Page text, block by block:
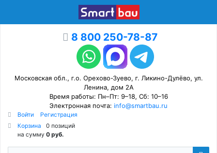
8 800 250-78-87
Московская обл., г.о. Орехово-Зуево, г. Ликино-Дулёво, ул.
Ленина, дом 2А
Время работы: Пн–Пт: 9–18, Сб: 10–16
Электронная почта: info@smartbau.ru
Войти
Регистрация
Корзина
0 позиций
на сумму 0 руб.